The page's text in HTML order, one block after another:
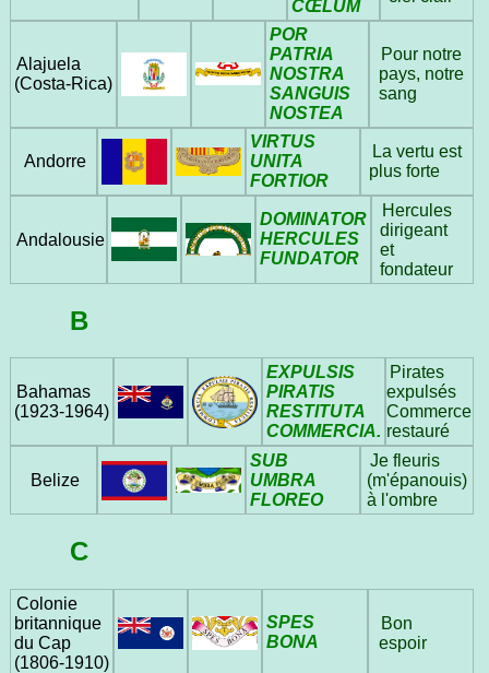
CŒLUM
Alajuela
(Costa‑Rica)
POR
PATRIA
NOSTRA
SANGUIS
NOSTEA
Pour notre
pays, notre
sang
Andorre
VIRTUS
UNITA
FORTIOR
La vertu est
plus forte
Andalousie
DOMINATOR
HERCULES
FUNDATOR
Hercules
dirigeant
et
fondateur
B
Bahamas
(1923‑1964)
EXPULSIS
PIRATIS
RESTITUTA
COMMERCIA.
Pirates
expulsés
Commerce
restauré
Belize
SUB
UMBRA
FLOREO
Je fleuris
(m'épanouis)
à l'ombre
C
Colonie
britannique
du Cap
(1806‑1910)
SPES
BONA
Bon
espoir